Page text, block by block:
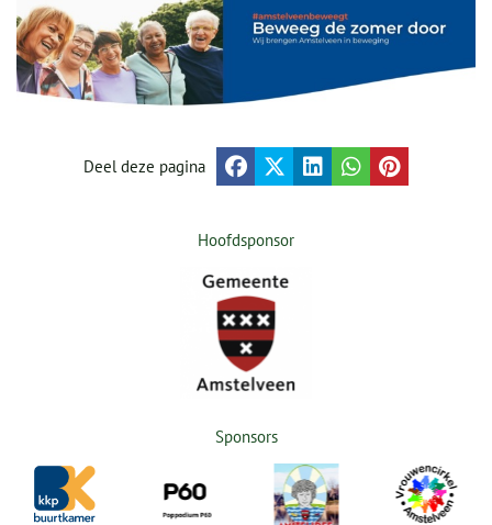
Deel deze pagina
Hoofdsponsor
Sponsors